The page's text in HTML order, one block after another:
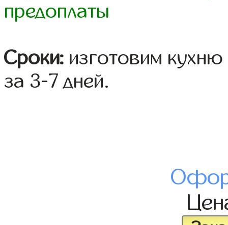
предоплаты
Сроки: изготовим
за 3-7 дней.